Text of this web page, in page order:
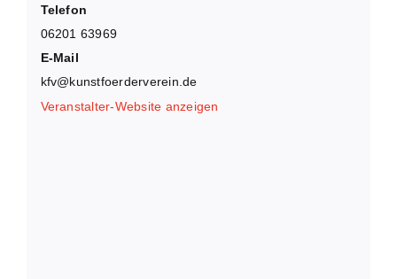
Telefon
06201 63969
E-Mail
kfv@kunstfoerderverein.de
Veranstalter-Website anzeigen